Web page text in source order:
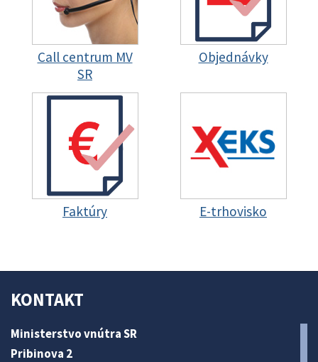
Call centrum MV
SR
Objednávky
Faktúry E-trhovisko
KONTAKT
Ministerstvo vnútra SR
Pribinova 2